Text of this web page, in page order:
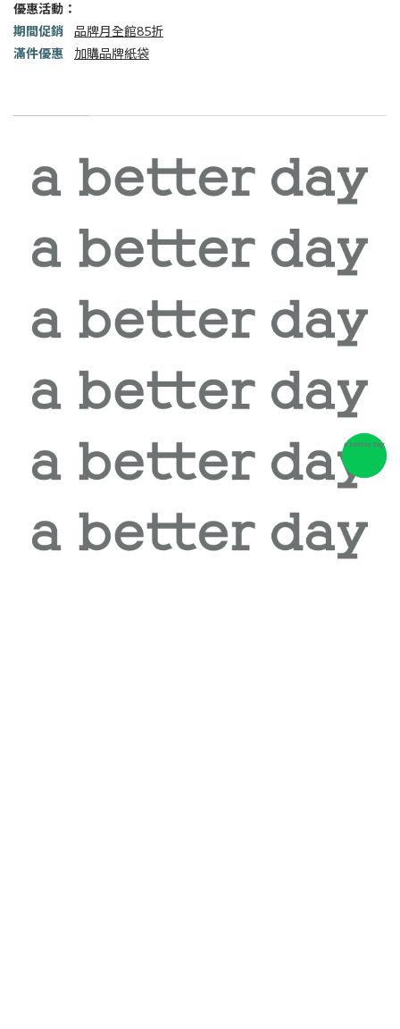
優惠活動：
期間促銷 品牌月全館85折
滿件優惠 加購品牌紙袋